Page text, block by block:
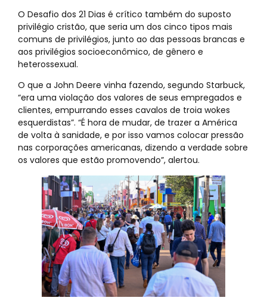
O Desafio dos 21 Dias é crítico também do suposto
privilégio cristão, que seria um dos cinco tipos mais
comuns de privilégios, junto ao das pessoas brancas e
aos privilégios socioeconômico, de gênero e
heterossexual.
O que a John Deere vinha fazendo, segundo Starbuck,
“era uma violação dos valores de seus empregados e
clientes, empurrando esses cavalos de troia wokes
esquerdistas”. “É hora de mudar, de trazer a América
de volta à sanidade, e por isso vamos colocar pressão
nas corporações americanas, dizendo a verdade sobre
os valores que estão promovendo”, alertou.